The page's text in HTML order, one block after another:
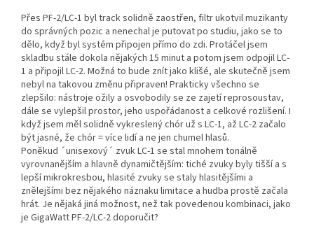
Přes PF-2/LC-1 byl track solidně zaostřen, filtr ukotvil muzikanty
do správných pozic a nenechal je putovat po studiu, jako se to
dělo, když byl systém připojen přímo do zdi. Protáčel jsem
skladbu stále dokola nějakých 15 minut a potom jsem odpojil LC-
1 a připojil LC-2. Možná to bude znít jako klišé, ale skutečně jsem
nebyl na takovou změnu připraven! Prakticky všechno se
zlepšilo: nástroje ožily a osvobodily se ze zajetí reprosoustav,
dále se vylepšil prostor, jeho uspořádanost a celkové rozlišení. I
když jsem měl solidně vykreslený chór už s LC-1, až LC-2 začalo
být jasné, že chór = více lidí a ne jen chumel hlasů.
Poněkud ´unisexový´ zvuk LC-1 se stal mnohem tonálně
vyrovnanějším a hlavně dynamičtějším: tiché zvuky byly tišší a s
lepší mikrokresbou, hlasité zvuky se staly hlasitějšími a
znělejšími bez nějakého náznaku limitace a hudba prostě začala
hrát. Je nějaká jiná možnost, než tak povedenou kombinaci, jako
je GigaWatt PF-2/LC-2 doporučit?